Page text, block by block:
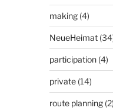
making(4)
NeueHeimat
participation(4)
private(14)
route planning(2)